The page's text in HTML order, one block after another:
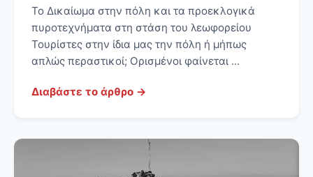
Το Δικαίωμα στην πόλη και τα προεκλογικά
πυροτεχνήματα στη στάση του λεωφορείου
Τουρίστες στην ίδια μας την πόλη ή μήπως
απλώς περαστικοί; Ορισμένοι φαίνεται ...
Διαβάστε το άρθρο →